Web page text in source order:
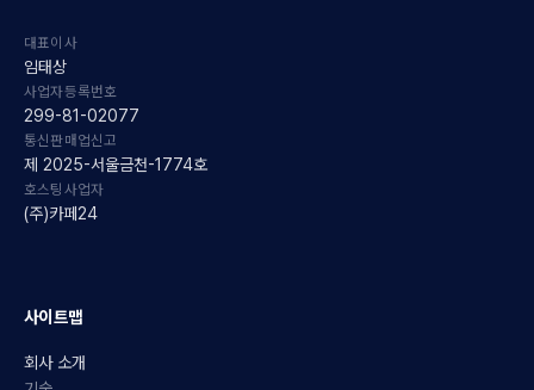
대표이사
임태상
사업자등록번호
299-81-02077
통신판매업신고
제 2025-서울금천-1774호
호스팅사업자
(주)카페24
사이트맵
회사 소개